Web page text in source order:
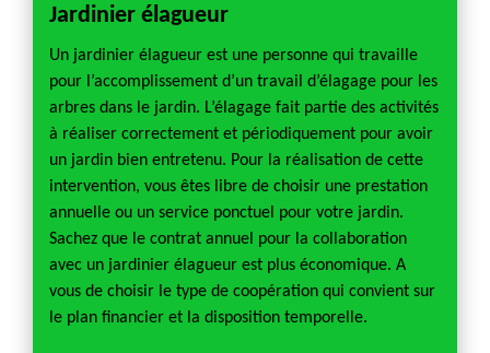
Jardinier élagueur
Un jardinier élagueur est une personne qui travaille
pour l’accomplissement d’un travail d’élagage pour les
arbres dans le jardin. L’élagage fait partie des activités
à réaliser correctement et périodiquement pour avoir
un jardin bien entretenu. Pour la réalisation de cette
intervention, vous êtes libre de choisir une prestation
annuelle ou un service ponctuel pour votre jardin.
Sachez que le contrat annuel pour la collaboration
avec un jardinier élagueur est plus économique. A
vous de choisir le type de coopération qui convient sur
le plan financier et la disposition temporelle.